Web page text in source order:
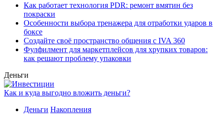
Как работает технология PDR: ремонт вмятин без
покраски
Особенности выбора тренажера для отработки ударов в
боксе
Создайте своё пространство общения с IVA 360
Фулфилмент для маркетплейсов для хрупких товаров:
как решают проблему упаковки
Деньги
Как и куда выгодно вложить деньги?
Деньги Накопления